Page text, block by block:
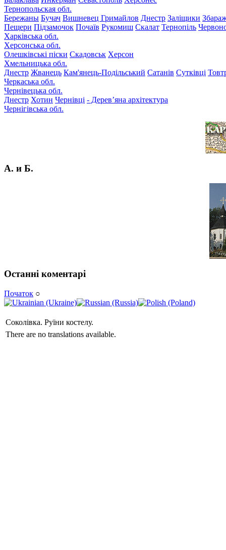
Тернопольская обл.
Бережаны Бучач Вишневец Гримайлов Днестр Заліщики
Пещери Підзамочок Почаїв Рукомиш Скалат Тернопіль
Харківська обл.
Херсонська обл.
Олешківські піски Скадовськ Херсон
Хмельницька обл.
Днестр Жванець Кам'янець-Подільський Сатанів Сутківці
Черкаська обл.
Чернівецька обл.
Днестр Хотин Чернівці - Дерев’яна архітектура
Чернігівська обл.
А. и Б.
Останні коментарі
Початок ○
Соколівка. Руїни костелу.
There are no translations available.